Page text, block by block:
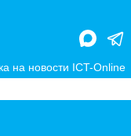
на новости ICT-Online